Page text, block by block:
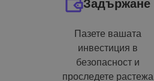
Задържане
Пазете вашата
инвестиция в
безопасност и
проследете растежа